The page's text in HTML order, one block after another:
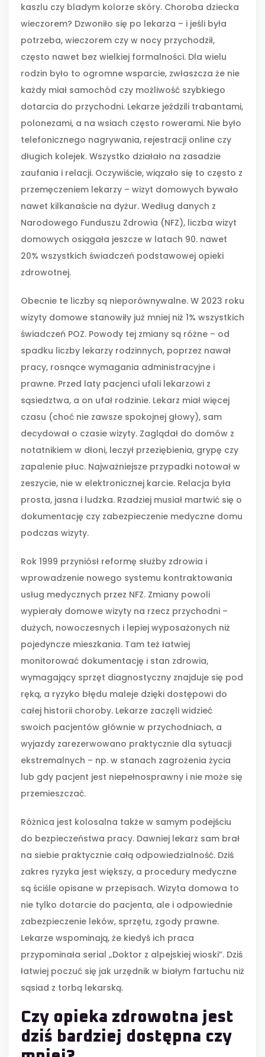
kaszlu czy bladym kolorze skóry. Choroba dziecka
wieczorem? Dzwoniło się po lekarza – i jeśli była
potrzeba, wieczorem czy w nocy przychodził,
często nawet bez wielkiej formalności. Dla wielu
rodzin było to ogromne wsparcie, zwłaszcza że nie
każdy miał samochód czy możliwość szybkiego
dotarcia do przychodni. Lekarze jeździli trabantami,
polonezami, a na wsiach często rowerami. Nie było
telefonicznego nagrywania, rejestracji online czy
długich kolejek. Wszystko działało na zasadzie
zaufania i relacji. Oczywiście, wiązało się to często z
przemęczeniem lekarzy – wizyt domowych bywało
nawet kilkanaście na dyżur. Według danych z
Narodowego Funduszu Zdrowia (NFZ), liczba wizyt
domowych osiągała jeszcze w latach 90. nawet
20% wszystkich świadczeń podstawowej opieki
zdrowotnej.
Obecnie te liczby są nieporównywalne. W 2023 roku
wizyty domowe stanowiły już mniej niż 1% wszystkich
świadczeń POZ. Powody tej zmiany są różne – od
spadku liczby lekarzy rodzinnych, poprzez nawał
pracy, rosnące wymagania administracyjne i
prawne. Przed laty pacjenci ufali lekarzowi z
sąsiedztwa, a on ufał rodzinie. Lekarz miał więcej
czasu (choć nie zawsze spokojnej głowy), sam
decydował o czasie wizyty. Zaglądał do domów z
notatnikiem w dłoni, leczył przeziębienia, grypę czy
zapalenie płuc. Najważniejsze przypadki notował w
zeszycie, nie w elektronicznej karcie. Relacja była
prosta, jasna i ludzka. Rzadziej musiał martwić się o
dokumentację czy zabezpieczenie medyczne domu
podczas wizyty.
Rok 1999 przyniósł reformę służby zdrowia i
wprowadzenie nowego systemu kontraktowania
usług medycznych przez NFZ. Zmiany powoli
wypierały domowe wizyty na rzecz przychodni –
dużych, nowoczesnych i lepiej wyposażonych niż
pojedyncze mieszkania. Tam też łatwiej
monitorować dokumentację i stan zdrowia,
wymagający sprzęt diagnostyczny znajduje się pod
ręką, a ryzyko błędu maleje dzięki dostępowi do
całej historii choroby. Lekarze zaczęli widzieć
swoich pacjentów głównie w przychodniach, a
wyjazdy zarezerwowano praktycznie dla sytuacji
ekstremalnych – np. w stanach zagrożenia życia
lub gdy pacjent jest niepełnosprawny i nie może się
przemieszczać.
Różnica jest kolosalna także w samym podejściu
do bezpieczeństwa pracy. Dawniej lekarz sam brał
na siebie praktycznie całą odpowiedzialność. Dziś
zakres ryzyka jest większy, a procedury medyczne
są ściśle opisane w przepisach. Wizyta domowa to
nie tylko dotarcie do pacjenta, ale i odpowiednie
zabezpieczenie leków, sprzętu, zgody prawne.
Lekarze wspominają, że kiedyś ich praca
przypominała serial „Doktor z alpejskiej wioski”. Dziś
łatwiej poczuć się jak urzędnik w białym fartuchu niż
sąsiad z torbą lekarską.
Czy opieka zdrowotna jest
dziś bardziej dostępna czy